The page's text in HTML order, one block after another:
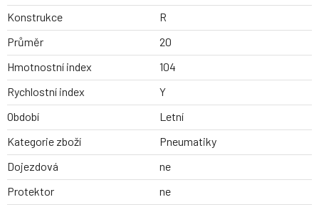
Konstrukce
R
Průměr
20
Hmotnostní index
104
Rychlostní index
Y
Období
Letní
Kategorie zboží
Pneumatiky
Dojezdová
ne
Protektor
ne